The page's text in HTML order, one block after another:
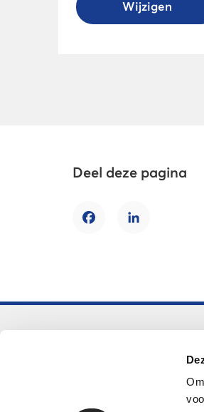
Wijzigen
Deel deze pagina
FacebookLinkedIn